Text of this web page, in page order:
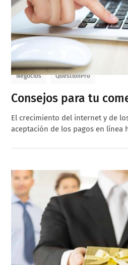
Negocios QuestionPro
Consejos para tu
El crecimiento del internet y de
aceptación de los pagos en